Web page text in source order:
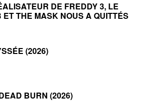
DE FREDDY 3, LE
ET THE MASK NOUS A QUITTÉS
(2026)
BURN (2026)